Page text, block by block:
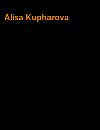
Alisa Kupharova